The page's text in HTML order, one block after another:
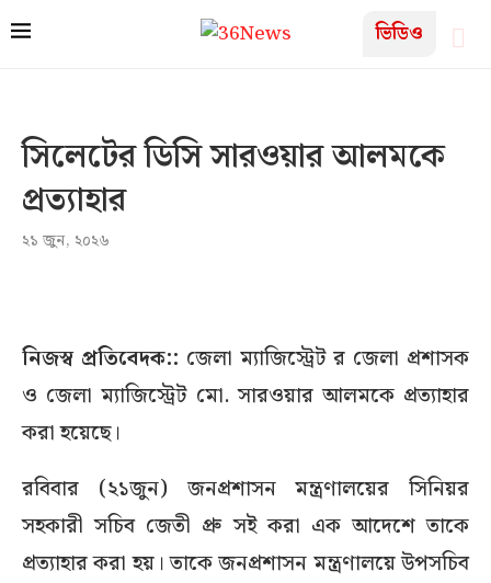
ভিডিও
সিলেটের ডিসি সারওয়ার আলমকে
প্রত্যাহার
২১ জুন, ২০২৬
নিজস্ব প্রতিবেদক:: জেলা ম্যাজিস্ট্রেট র জেলা প্রশাসক
ও জেলা ম্যাজিস্ট্রেট মো. সারওয়ার আলমকে প্রত্যাহার
করা হয়েছে।
রবিবার (২১জুন) জনপ্রশাসন মন্ত্রণালয়ের সিনিয়র
সহকারী সচিব জেতী প্রু সই করা এক আদেশে তাকে
প্রত্যাহার করা হয়। তাকে জনপ্রশাসন মন্ত্রণালয়ে উপসচিব